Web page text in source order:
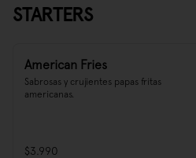
STARTERS
American Fries
Sabrosas y crujientes papas fritas
americanas.
$3.990